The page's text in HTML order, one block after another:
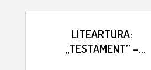
LITEARTURA:
„TESTAMENT” –